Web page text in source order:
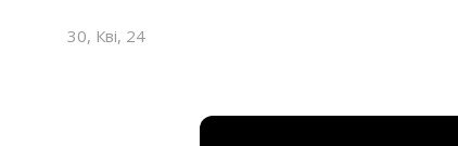
30, Кві, 24